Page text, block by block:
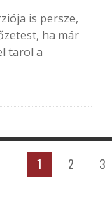
is persze,
ha már
tarol a
1 2 3